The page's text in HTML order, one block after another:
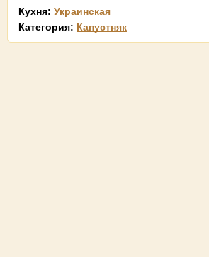
Кухня: Украинская
Категория: Капустняк